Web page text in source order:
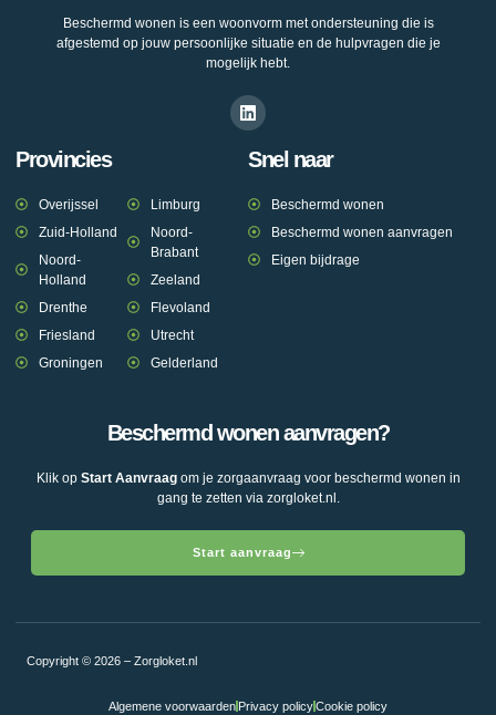
Beschermd wonen is een woonvorm met ondersteuning die is
afgestemd op jouw persoonlijke situatie en de hulpvragen die je
mogelijk hebt.
Provincies
Overijssel
Zuid-Holland
Noord-
Holland
Drenthe
Friesland
Groningen
Limburg
Noord-
Brabant
Zeeland
Flevoland
Utrecht
Gelderland
Snel naar
Beschermd wonen
Beschermd wonen aanvragen
Eigen bijdrage
Beschermd wonen aanvragen?
Klik op Start Aanvraagom je zorgaanvraag voor beschermd wonen in
gang te zetten via zorgloket.nl.
Start aanvraag
Copyright © 2026 – Zorgloket.nl
Algemene voorwaarden Privacy policyCookie policy